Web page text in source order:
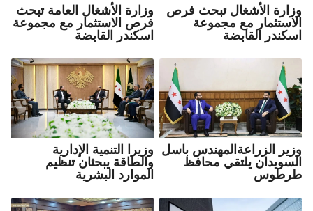
وزارة الأشغال تبحث فرص
الاستثمار مع مجموعة
اسكندر القابضة
وزارة الأشغال العامة تبحث
فرص الاستثمار مع مجموعة
اسكندر القابضة
وزير الزراعةالمهندس باسل
السويدان يلتقي محافظ
طرطوس
وزيرا التنمية الإدارية
والطاقة يبحثان تنظيم
الموارد البشرية